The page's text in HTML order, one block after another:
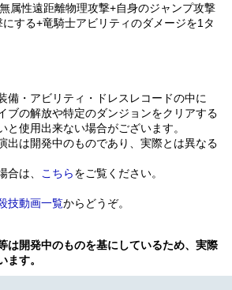
属性遠距離物理攻撃+自身のジャンプ攻撃
する+竜騎士アビリティのダメージを1タ
備・アビリティ・ドレスレコードの中に
ブの解放や特定のダンジョンをクリアする
と使用出来ない場合がございます。
出は開発中のものであり、実際とは異なる
は、
こちらをご覧ください。
技動画一覧からどうぞ。
は開発中のものを基にしているため、実際
ます。